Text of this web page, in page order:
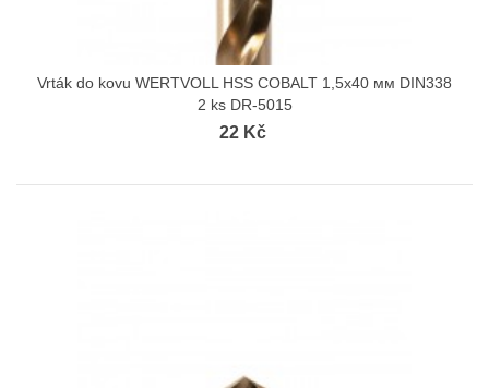
Vrták do kovu WERTVOLL HSS COBALT 1,5х40 мм DIN338
2 ks DR-5015
22 Kč